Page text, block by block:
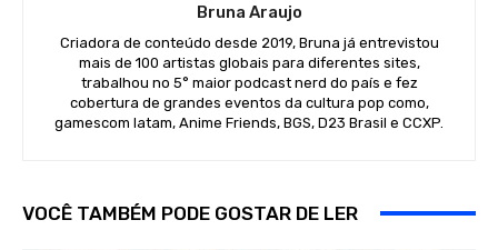
Bruna Araujo
Criadora de conteúdo desde 2019, Bruna já entrevistou
mais de 100 artistas globais para diferentes sites,
trabalhou no 5° maior podcast nerd do país e fez
cobertura de grandes eventos da cultura pop como,
gamescom latam, Anime Friends, BGS, D23 Brasil e CCXP.
VOCÊ TAMBÉM PODE GOSTAR DE LER